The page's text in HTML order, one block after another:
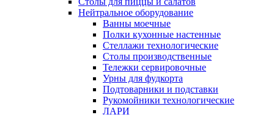
Нейтральное оборудование
Ванны моечные
Полки кухонные настенные
Стеллажи технологические
Столы производственные
Тележки сервировочные
Урны для фудкорта
Подтоварники и подставки
Рукомойники технологические
ЛАРИ